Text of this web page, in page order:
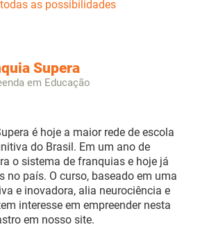
as possibilidades
Supera
em Educação
é hoje a maior rede de escola
do Brasil. Em um ano de
o sistema de franquias e hoje já
no país. O curso, baseado em uma
e inovadora, alia neurociência e
interesse em empreender nesta
em nosso site.